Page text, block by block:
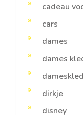
cadeau
cars
dames
dames
dirkje
disney